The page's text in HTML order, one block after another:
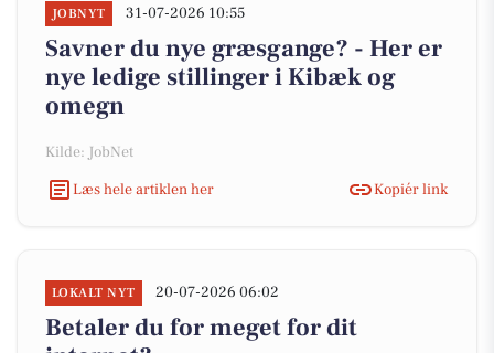
JOBNYT 31-07-2026 10:55
Savner du nye græsgange? - Her er
nye ledige stillinger i Kibæk og
omegn
Kilde: JobNet
Læs hele artiklen her
Kopiér link
LOKALT NYT 20-07-2026 06:02
Betaler du for meget for dit